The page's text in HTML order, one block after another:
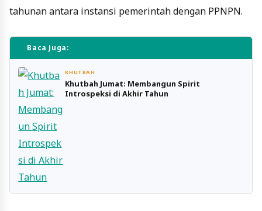
tahunan antara instansi pemerintah dengan PPNPN.
Baca Juga:
KHUTBAH
Khutbah Jumat: Membangun Spirit
Introspeksi di Akhir Tahun